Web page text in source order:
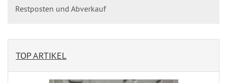
Restposten und Abverkauf
TOP ARTIKEL